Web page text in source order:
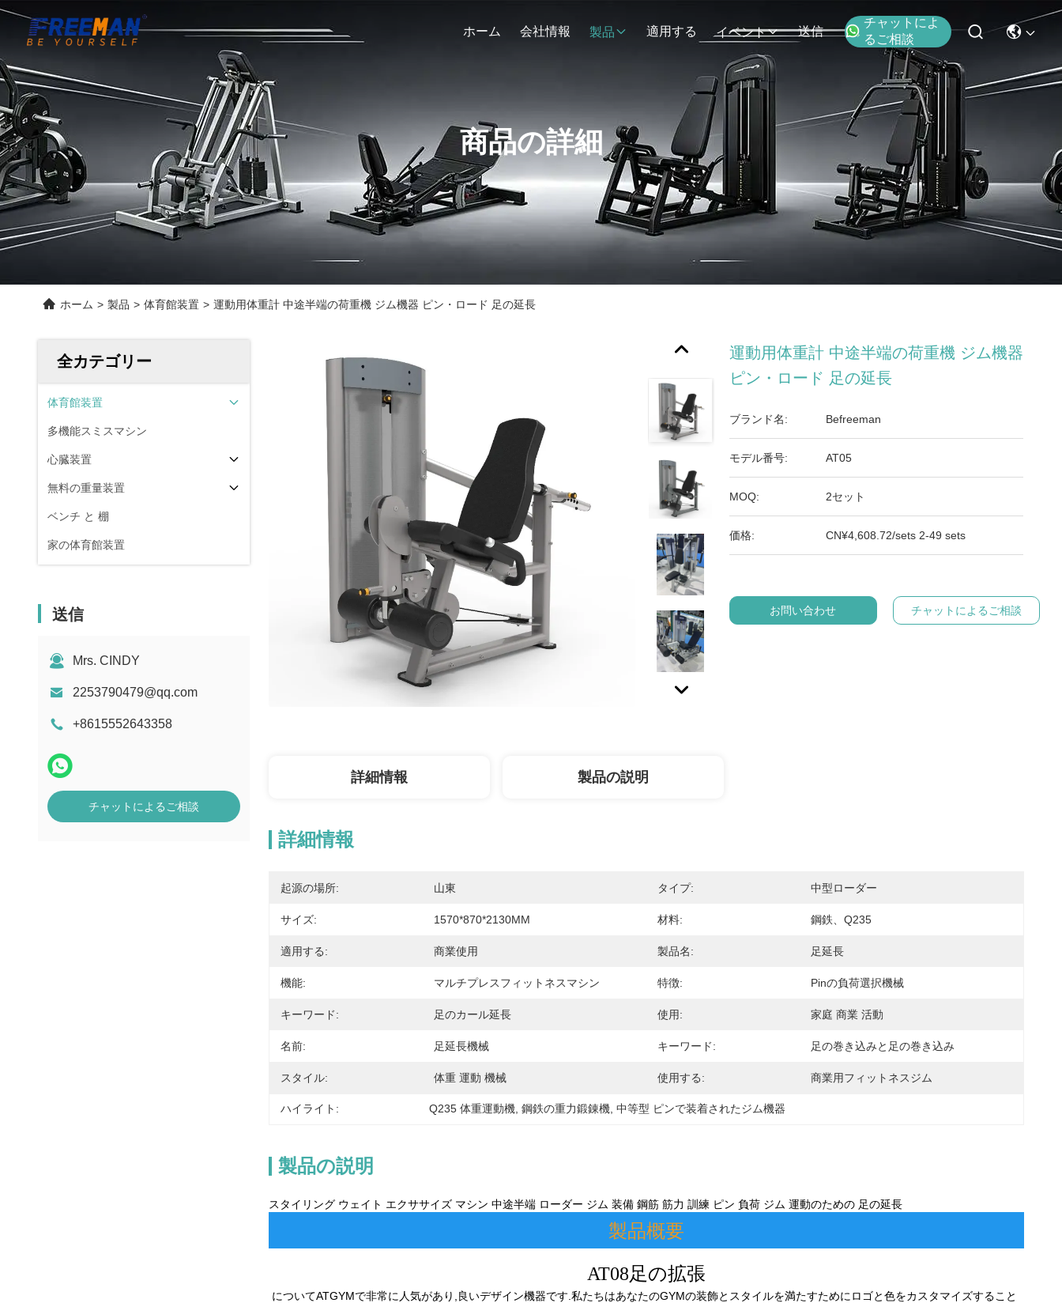
ホーム 会社情報 製品 適用する イベント 送信
チャットによ
るご相談
商品の詳細
ホーム > 製品 > 体育館装置 > 運動用体重計 中途半端の荷重機 ジム機器 ピン・ロード 足の延長
全カテゴリー
体育館装置
多機能スミスマシン
心臓装置
無料の重量装置
ベンチ と 棚
家の体育館装置
送信
Mrs. CINDY
2253790479@qq.com
+8615552643358
チャットによるご相談
運動用体重計 中途半端の荷重機 ジム機器
ピン・ロード 足の延長
ブランド名: Befreeman
モデル番号: AT05
MOQ: 2セット
価格: CN¥4,608.72/sets 2-49 sets
お問い合わせ チャットによるご相談
詳細情報 製品の説明
詳細情報
起源の場所: 山東 タイプ: 中型ローダー
サイズ: 1570*870*2130MM 材料: 鋼鉄、Q235
適用する: 商業使用 製品名: 足延長
機能: マルチプレスフィットネスマシン 特徴: Pinの負荷選択機械
キーワード: 足のカール延長 使用: 家庭 商業 活動
名前: 足延長機械 キーワード: 足の巻き込みと足の巻き込み
スタイル: 体重 運動 機械 使用する: 商業用フィットネスジム
ハイライト: Q235 体重運動機 , 鋼鉄の重力鍛錬機 , 中等型 ピンで装着されたジム機器
製品の説明
スタイリング ウェイト エクササイズ マシン 中途半端 ローダー ジム 装備 鋼筋 筋力 訓練 ピン 負荷 ジム 運動のための 足の延長
製品概要
AT08足の拡張
についてATGYMで非常に人気があり,良いデザイン機器です.私たちはあなたのGYMの装飾とスタイルを満たすためにロゴと色をカスタマイズすること